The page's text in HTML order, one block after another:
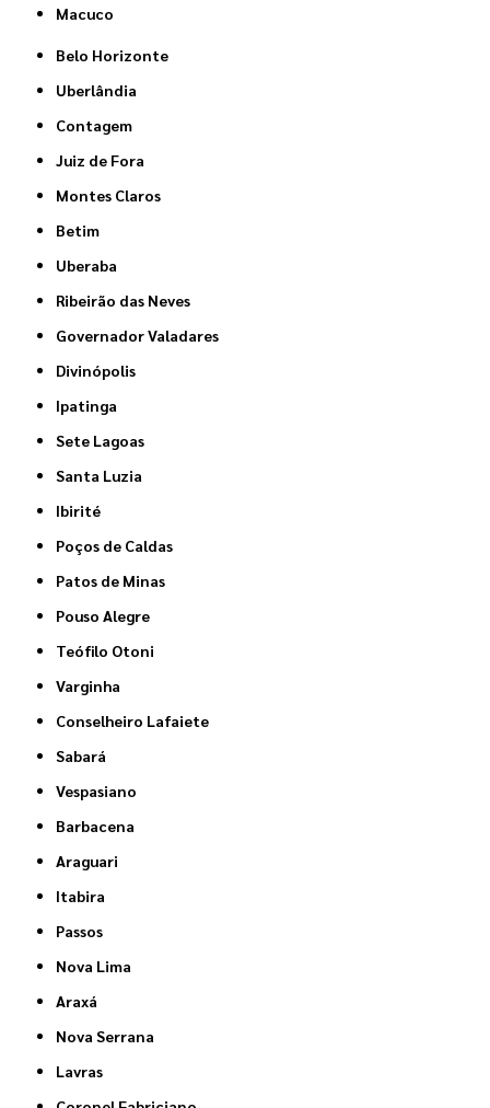
Macuco
Belo Horizonte
Uberlândia
Contagem
Juiz de Fora
Montes Claros
Betim
Uberaba
Ribeirão das Neves
Governador Valadares
Divinópolis
Ipatinga
Sete Lagoas
Santa Luzia
Ibirité
Poços de Caldas
Patos de Minas
Pouso Alegre
Teófilo Otoni
Varginha
Conselheiro Lafaiete
Sabará
Vespasiano
Barbacena
Araguari
Itabira
Passos
Nova Lima
Araxá
Nova Serrana
Lavras